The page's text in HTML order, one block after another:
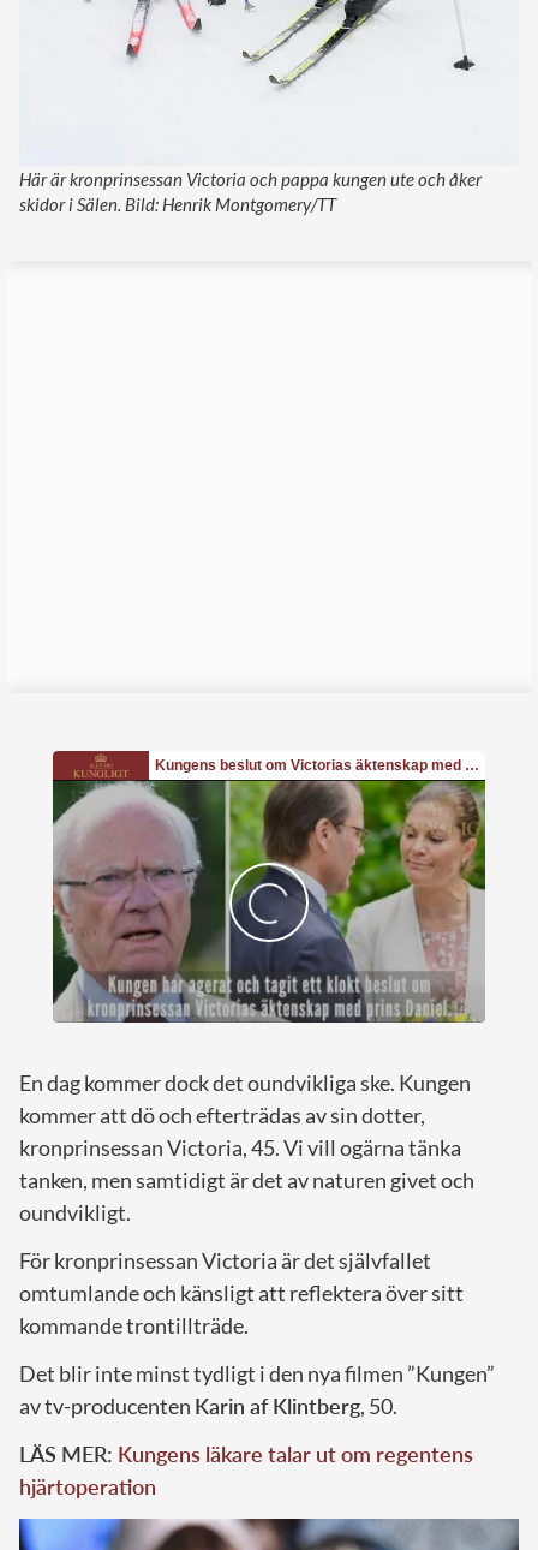
Här är kronprinsessan Victoria och pappa kungen ute och åker
skidor i Sälen. Bild: Henrik Montgomery/TT
En dag kommer dock det oundvikliga ske. Kungen
kommer att dö och efterträdas av sin dotter,
kronprinsessan Victoria, 45. Vi vill ogärna tänka
tanken, men samtidigt är det av naturen givet och
oundvikligt.
För kronprinsessan Victoria är det självfallet
omtumlande och känsligt att reflektera över sitt
kommande trontillträde.
Det blir inte minst tydligt i den nya filmen ”Kungen”
av tv-producenten Karin af Klintberg, 50.
LÄS MER: Kungens läkare talar ut om regentens
hjärtoperation